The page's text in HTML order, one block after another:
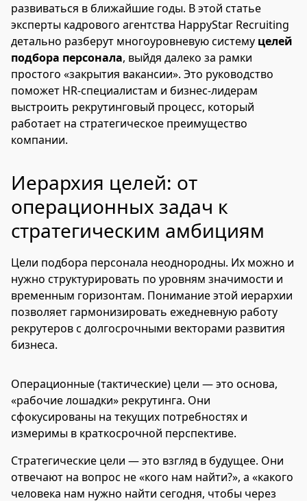
развиваться в ближайшие годы. В этой статье
эксперты кадрового агентства HappyStar Recruiting
детально разберут многоуровневую систему целей
подбора персонала, выйдя далеко за рамки
простого «закрытия вакансии». Это руководство
поможет HR-специалистам и бизнес-лидерам
выстроить рекрутинговый процесс, который
работает на стратегическое преимущество
компании.
Иерархия целей: от
операционных задач к
стратегическим амбициям
Цели подбора персонала неоднородны. Их можно и
нужно структурировать по уровням значимости и
временным горизонтам. Понимание этой иерархии
позволяет гармонизировать ежедневную работу
рекрутеров с долгосрочными векторами развития
бизнеса.
Операционные (тактические) цели — это основа,
«рабочие лошадки» рекрутинга. Они
сфокусированы на текущих потребностях и
измеримы в краткосрочной перспективе.
Стратегические цели — это взгляд в будущее. Они
отвечают на вопрос не «кого нам найти?», а «какого
человека нам нужно найти сегодня, чтобы через